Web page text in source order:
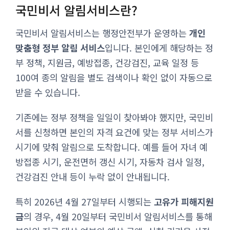
국민비서 알림서비스란?
국민비서 알림서비스는 행정안전부가 운영하는 개인
맞춤형 정부 알림 서비스입니다. 본인에게 해당하는 정
부 정책, 지원금, 예방접종, 건강검진, 교육 일정 등
100여 종의 알림을 별도 검색이나 확인 없이 자동으로
받을 수 있습니다.
기존에는 정부 정책을 일일이 찾아봐야 했지만, 국민비
서를 신청하면 본인의 자격 요건에 맞는 정부 서비스가
시기에 맞춰 알림으로 도착합니다. 예를 들어 자녀 예
방접종 시기, 운전면허 갱신 시기, 자동차 검사 일정,
건강검진 안내 등이 누락 없이 안내됩니다.
특히 2026년 4월 27일부터 시행되는 고유가 피해지원
금의 경우, 4월 20일부터 국민비서 알림서비스를 통해